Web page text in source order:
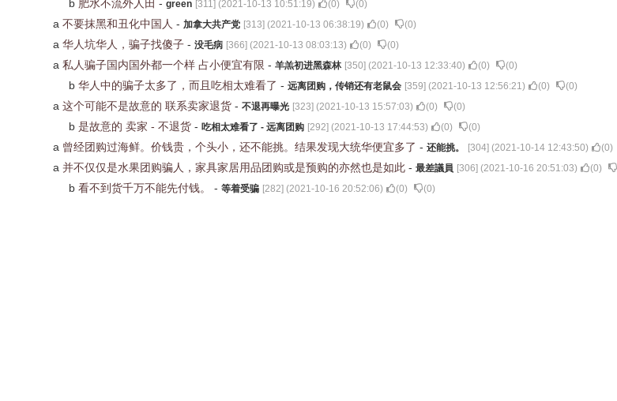
b 肥水不流外人田 - green [311] (2021-10-13 10:51:19) (0) (0)
a 不要抹黑和丑化中国人 - 加拿大共产党 [313] (2021-10-13 06:38:19) (0) (0)
a 华人坑华人，骗子找傻子 - 没毛病 [366] (2021-10-13 08:03:13) (0) (0)
a 私人骗子国内国外都一个样 占小便宜有限 - 羊羔初进黑森林 [350] (2021-10-13 12:33:40) (0) (0)
b 华人中的骗子太多了，而且吃相太难看了 - 远离团购，传销还有老鼠会 [359] (2021-10-13 12:56:21) (0) (0)
a 这个可能不是故意的 联系卖家退货 - 不退再曝光 [323] (2021-10-13 15:57:03) (0) (0)
b 是故意的 卖家 - 不退货 - 吃相太难看了 - 远离团购 [292] (2021-10-13 17:44:53) (0) (0)
a 曾经团购过海鲜。价钱贵，个头小，还不能挑。结果发现大统华便宜多了 - 还能挑。 [304] (2021-10-14 12:43:50) (0)
a 并不仅仅是水果团购骗人，家具家居用品团购或是预购的亦然也是如此 - 最差議員 [306] (2021-10-16 20:51:03) (0)
b 看不到货千万不能先付钱。 - 等着受骗 [282] (2021-10-16 20:52:06) (0) (0)